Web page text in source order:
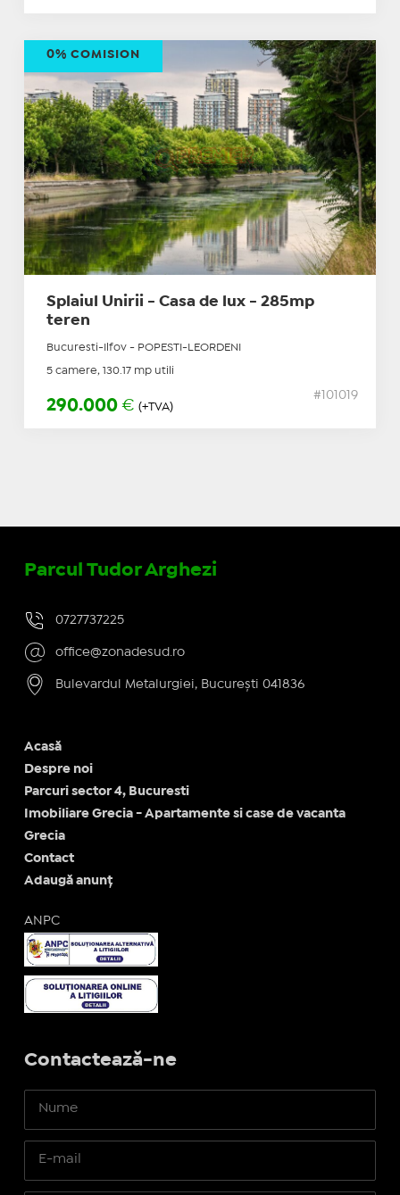
Splaiul Unirii - Casa de lux - 285mp
teren
Bucuresti-Ilfov - POPESTI-LEORDENI
5 camere, 130.17 mp utili
290.000 € (+TVA)
#101019
0% COMISION
Parcul Tudor Arghezi
0727737225
office@zonadesud.ro
Bulevardul Metalurgiei, București 041836
Acasă
Despre noi
Parcuri sector 4, Bucuresti
Imobiliare Grecia - Apartamente si case de vacanta
Grecia
Contact
Adaugă anunț
ANPC
Contactează-ne